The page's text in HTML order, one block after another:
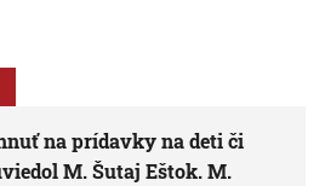
na prídavky na deti či
M. Šutaj Eštok. M.